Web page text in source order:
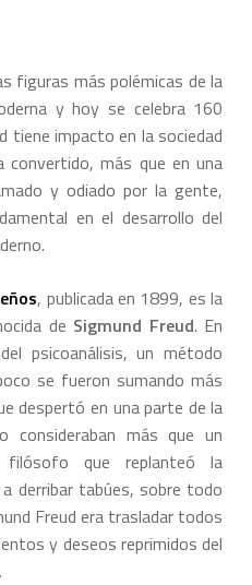
figuras más polémicas de la
y hoy se celebra 160
tiene impacto en la sociedad
más que en una
y odiado por la gente,
en el desarrollo del
, publicada en 1899, es la
de Sigmund Freud. En
psicoanálisis, un método
se fueron sumando más
despertó en una parte de la
consideraban más que un
filósofo que replanteó la
derribar tabúes, sobre todo
Freud era trasladar todos
y deseos reprimidos del